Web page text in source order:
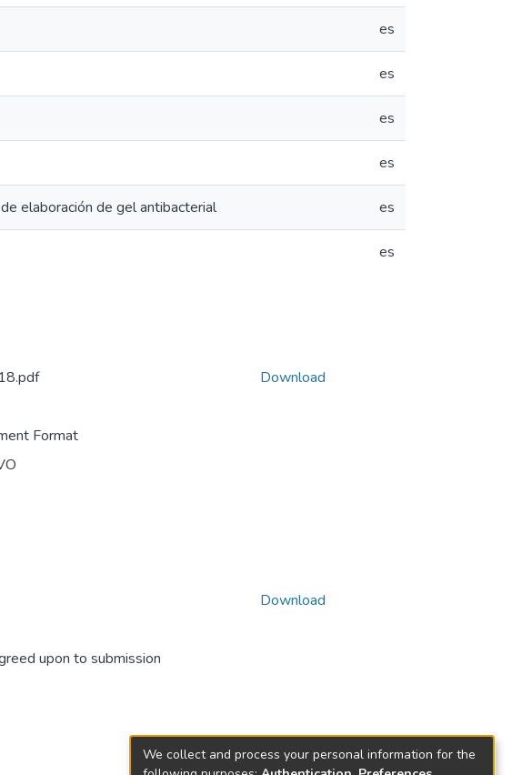
es
es
es
es
elaboración de gel antibacterial es
es
Format
Download
upon to submission
Download
We collect and process your personal information for the